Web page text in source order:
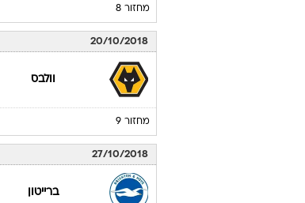
מחזור 8
20/10/2018
וולבס
מחזור 9
27/10/2018
ברייטון